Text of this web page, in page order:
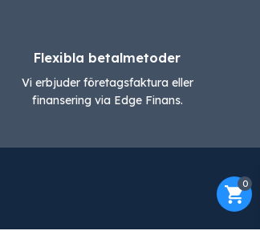
Flexibla betalmetoder
Vi erbjuder företagsfaktura eller
finansering via Edge Finans.
0